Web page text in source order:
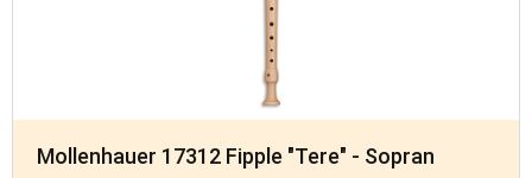
Mollenhauer 17312 Fipple "Tere" - Sopran